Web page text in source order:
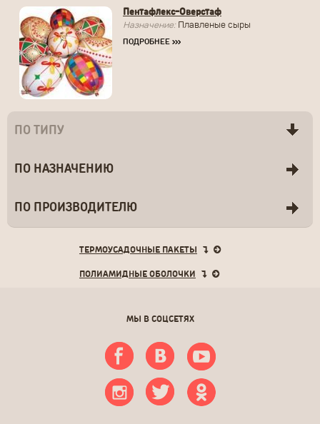
Пентафлекс-Оверстаф
Назначение: Плавленые сыры
ПОДРОБНЕЕ ›››
ПО ТИПУ
ПО НАЗНАЧЕНИЮ
ПО ПРОИЗВОДИТЕЛЮ
ТЕРМОУСАДОЧНЫЕ ПАКЕТЫ
ПОЛИАМИДНЫЕ ОБОЛОЧКИ
МЫ В СОЦСЕТЯХ